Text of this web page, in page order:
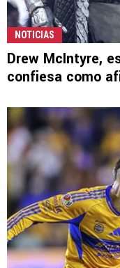
NOTICIAS
Drew McIntyre,
confiesa como